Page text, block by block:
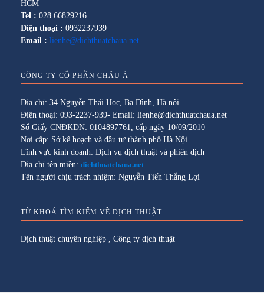
HCM
Tel : 028.66829216
Điện thoại : 0932237939
Email : lienhe@dichthuatchaua.net
CÔNG TY CỔ PHẦN CHÂU Á
Địa chỉ: 34 Nguyễn Thái Học, Ba Đình, Hà nội
Điện thoại: 093-2237-939- Email: lienhe@dichthuatchaua.net
Số Giấy CNĐKDN: 0104897761, cấp ngày 10/09/2010
Nơi cấp: Sở kế hoạch và đầu tư thành phố Hà Nội
Lĩnh vực kinh doanh: Dịch vụ dịch thuật và phiên dịch
Địa chỉ tên miền: dichthuatchaua.net
Tên người chịu trách nhiệm: Nguyễn Tiến Thắng Lợi
TỪ KHOÁ TÌM KIẾM VỀ DỊCH THUẬT
Dịch thuật chuyên nghiệp Công ty dịch thuật